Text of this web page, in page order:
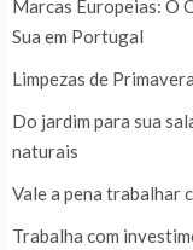
Marcas Europeias: O
Sua em Portugal
Limpezas de
Do jardim para sua
naturais
Vale a pena trabalhar
Trabalha com